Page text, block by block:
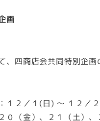
画
、四商店会共同特別企画
１２／１(日) ～ １２／
０（金）、２１（土）、